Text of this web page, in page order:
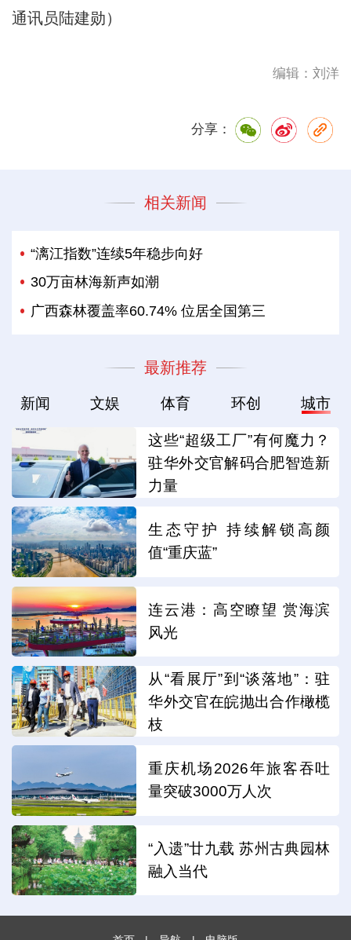
通讯员陆建勋）
编辑：刘洋
分享：
相关新闻
“漓江指数”连续5年稳步向好
30万亩林海新声如潮
广西森林覆盖率60.74% 位居全国第三
最新推荐
新闻 文娱 体育 环创 城市
这些“超级工厂”有何魔力？
驻华外交官解码合肥智造新
力量
生态守护 持续解锁高颜
值“重庆蓝”
连云港：高空瞭望 赏海滨
风光
从“看展厅”到“谈落地”：驻
华外交官在皖抛出合作橄榄
枝
重庆机场2026年旅客吞吐
量突破3000万人次
“入遗”廿九载 苏州古典园林
融入当代